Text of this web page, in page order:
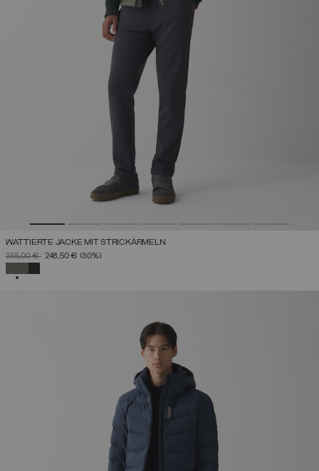
WATTIERTE JACKE MIT STRICKÄRMELN
PREIS REDUZIERT VON
355,00 €AUF
248,50 € (30%)